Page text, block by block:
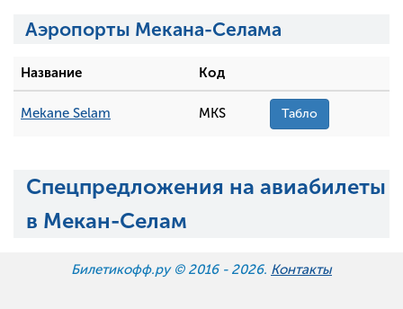
Аэропорты Мекана-Селама
Название Код
Mekane Selam MKS Табло
Спецпредложения на авиабилеты
в Мекан-Селам
Билетикофф.ру © 2016 - 2026. Контакты